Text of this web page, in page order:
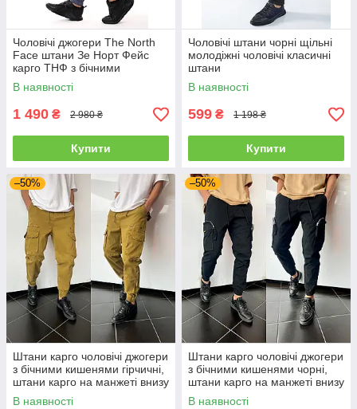
Чоловічі джогери The North
Face штани Зе Норт Фейс
карго ТНФ з бічними
кишенями
В наявності
1 490 ₴ 2 980 ₴
Купити
Чоловічі штани чорні щільні
молодіжні чоловічі класичні
штани
В наявності
599 ₴ 1 198 ₴
Купити
–50%
Штани карго чоловічі джогери
з бічними кишенями гірчичні,
штани карго на манжеті внизу
Туреччина
В наявності
–50%
Штани карго чоловічі джогери
з бічними кишенями чорні,
штани карго на манжеті внизу
Туреччина
В наявності